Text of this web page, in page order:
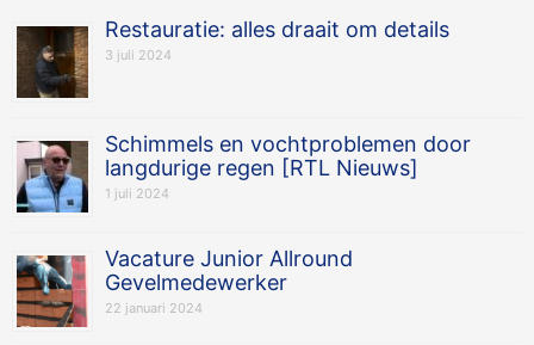
Restauratie: alles draait om details
3 juli 2024
Schimmels en vochtproblemen door
langdurige regen [RTL Nieuws]
1 juli 2024
Vacature Junior Allround
Gevelmedewerker
22 januari 2024